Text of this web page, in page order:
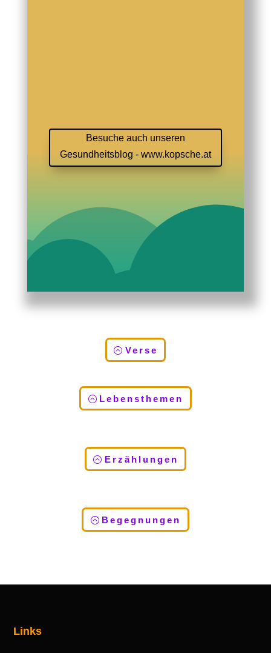
Besuche auch unseren
Gesundheitsblog - www.kopsche.at
Verse
Lebensthemen
Erzählungen
Begegnungen
Links